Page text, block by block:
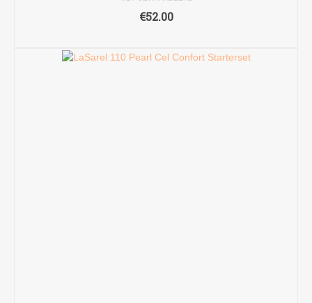
€52.00